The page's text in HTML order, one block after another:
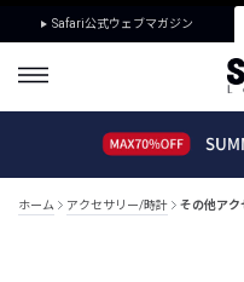
Safari公式ウェブマガジン
ホーム アクセサリー/時計 その他アク